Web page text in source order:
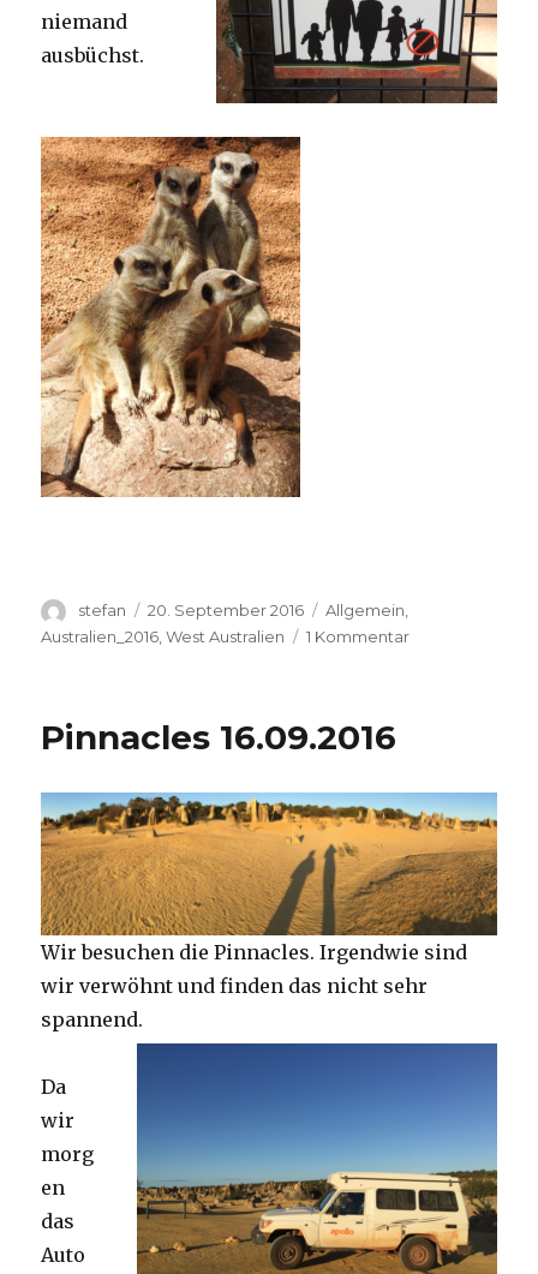
niemand
ausbüchst.
Autor
stefan
Veröffentlicht
am
20. September 2016 Kategorien
Allgemein,
Australien_2016 ,West Australien 1 Kommentarzu
Pinnacles 16.09.2016
Wir besuchen die Pinnacles. Irgendwie sind
wir verwöhnt und finden das nicht sehr
spannend.
Da
wir
morg
en
das
Auto